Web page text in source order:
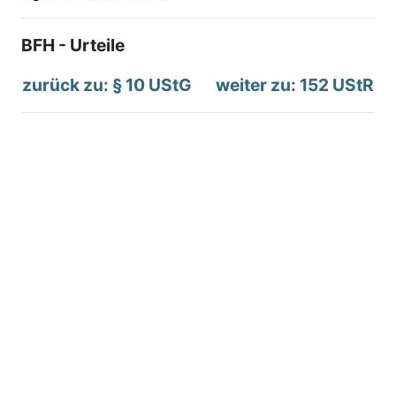
BFH - Urteile
zurück zu: § 10 UStG
weiter zu: 152 UStR